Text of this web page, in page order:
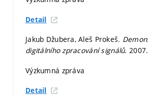
Detail
Jakub Džubera, Aleš Prokeš.
digitálního zpracování signálů.
Výzkumná zpráva
Detail